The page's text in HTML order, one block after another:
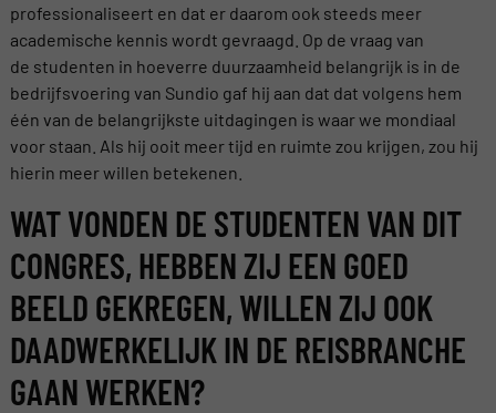
professionaliseert en dat er daarom ook steeds meer
academische kennis wordt gevraagd. Op de vraag van
de studenten in hoeverre duurzaamheid belangrijk is in de
bedrijfsvoering van Sundio gaf hij aan dat dat volgens hem
één van de belangrijkste uitdagingen is waar we mondiaal
voor staan. Als hij ooit meer tijd en ruimte zou krijgen, zou hij
hierin meer willen betekenen.
WAT VONDEN DE STUDENTEN VAN DIT
CONGRES, HEBBEN ZIJ EEN GOED
BEELD GEKREGEN, WILLEN ZIJ OOK
DAADWERKELIJK IN DE REISBRANCHE
GAAN WERKEN?